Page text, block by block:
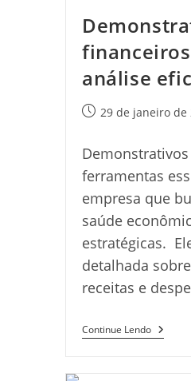
análise
Post29 de janeiro de
ferramentas
empresa que
saúde
estratégicas.
detalhada
receitas e
Continue Lendo